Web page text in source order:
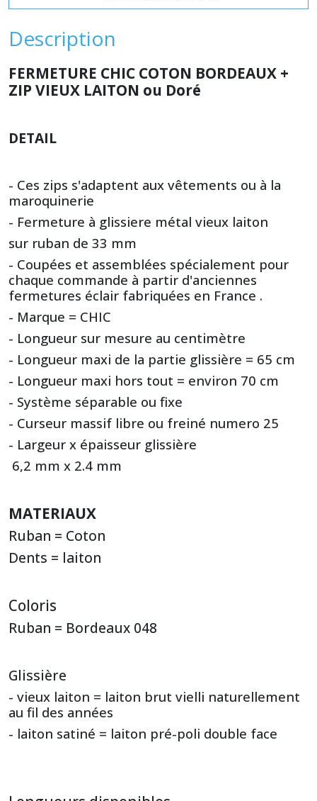
Description
FERMETURE CHIC COTON BORDEAUX +
ZIP VIEUX LAITON ou Doré
DETAIL
- Ces zips s'adaptent aux vêtements ou à la
maroquinerie
- Fermeture à glissiere métal vieux laiton
sur ruban de 33 mm
- Coupées et assemblées spécialement pour
chaque commande à partir d'anciennes
fermetures éclair fabriquées en France .
- Marque = CHIC
- Longueur sur mesure au centimètre
- Longueur maxi de la partie glissière = 65 cm
- Longueur maxi hors tout = environ 70 cm
- Système séparable ou fixe
- Curseur massif libre ou freiné numero 25
- Largeur x épaisseur glissière
6,2 mm x 2.4 mm
MATERIAUX
Ruban = Coton
Dents = laiton
Coloris
Ruban = Bordeaux 048
Glissière
- vieux laiton = laiton brut vielli naturellement
au fil des années
- laiton satiné = laiton pré-poli double face